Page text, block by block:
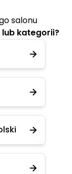
salonu
lub kategorii?